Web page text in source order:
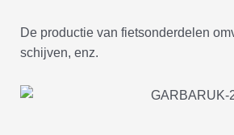
De productie van fietsonderdelen
schijven, enz.